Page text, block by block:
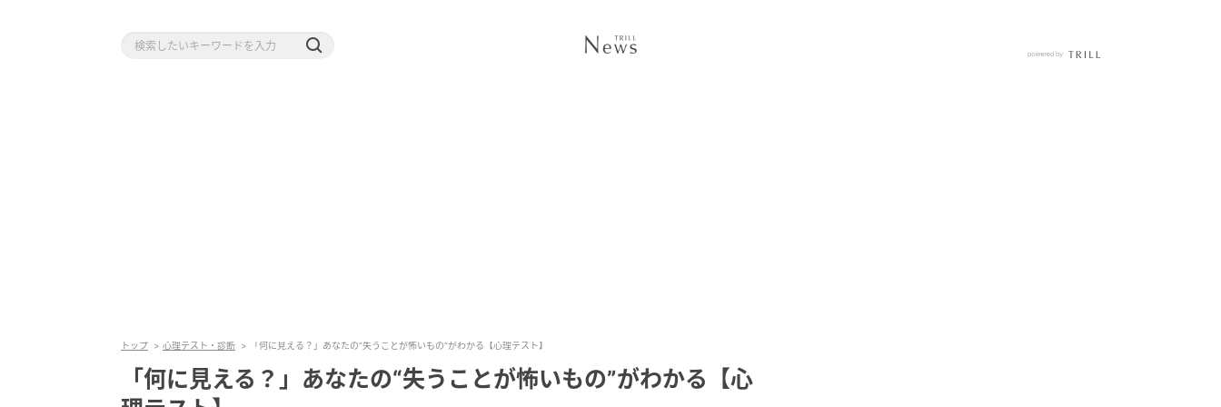
トップ 心理テスト・診断 「何に見える？」あなたの“失うことが怖いもの”がわかる【心理テスト】
「何に見える？」あなたの“失うことが怖いもの”がわかる【心